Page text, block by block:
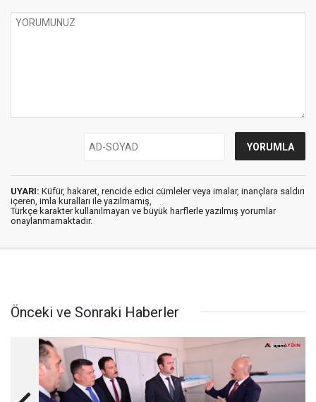
UYARI: Küfür, hakaret, rencide edici cümleler veya imalar, inançlara saldırı
içeren, imla kuralları ile yazılmamış,
Türkçe karakter kullanılmayan ve büyük harflerle yazılmış yorumlar
onaylanmamaktadır.
Önceki ve Sonraki Haberler